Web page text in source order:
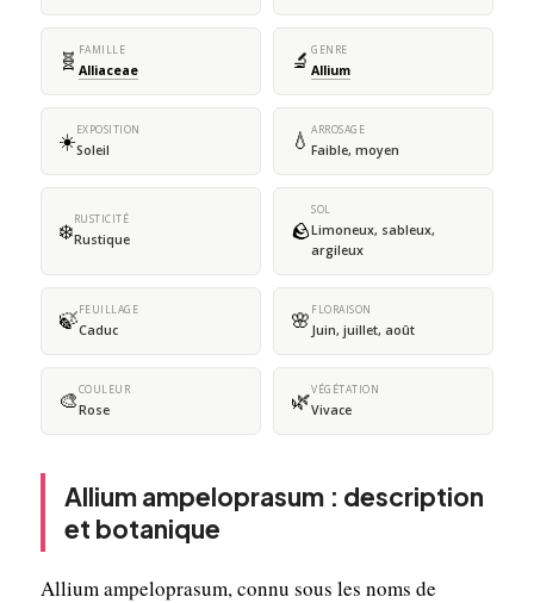
🧬 FAMILLE
Alliaceae 🔬 GENRE
Allium
☀️EXPOSITION
Soleil 💧 ARROSAGE
Faible, moyen
❄️RUSTICITÉ
Rustique 🪨
SOL
Limoneux, sableux,
argileux
🍃FEUILLAGE
Caduc 🌸 FLORAISON
Juin, juillet, août
🎨COULEUR
Rose 🌿VÉGÉTATION
Vivace
Allium ampeloprasum : description
et botanique
Allium ampeloprasum, connu sous les noms de